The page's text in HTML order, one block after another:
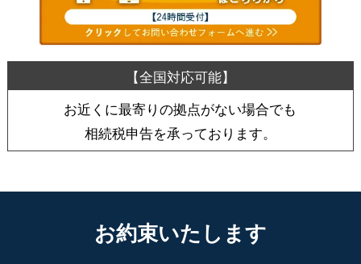
お近くに最寄りの拠点がない場合でも
相続税申告を承っております。
お約束いたします